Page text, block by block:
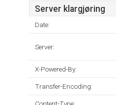
Server klargjøring
Date:
Server:
X-Powered-By:
Transfer-Encoding: